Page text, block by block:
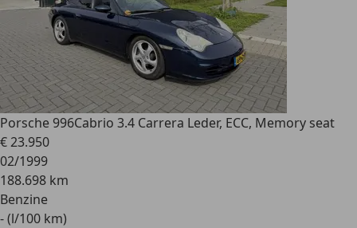
Porsche 996Cabrio 3.4 Carrera Leder, ECC, Memory seat
€ 23.950
02/1999
188.698 km
Benzine
- (l/100 km)